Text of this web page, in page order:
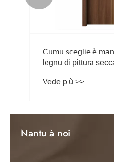
Cumu sceglie è
legnu di pittura
Vede più >>
Nantu à noi